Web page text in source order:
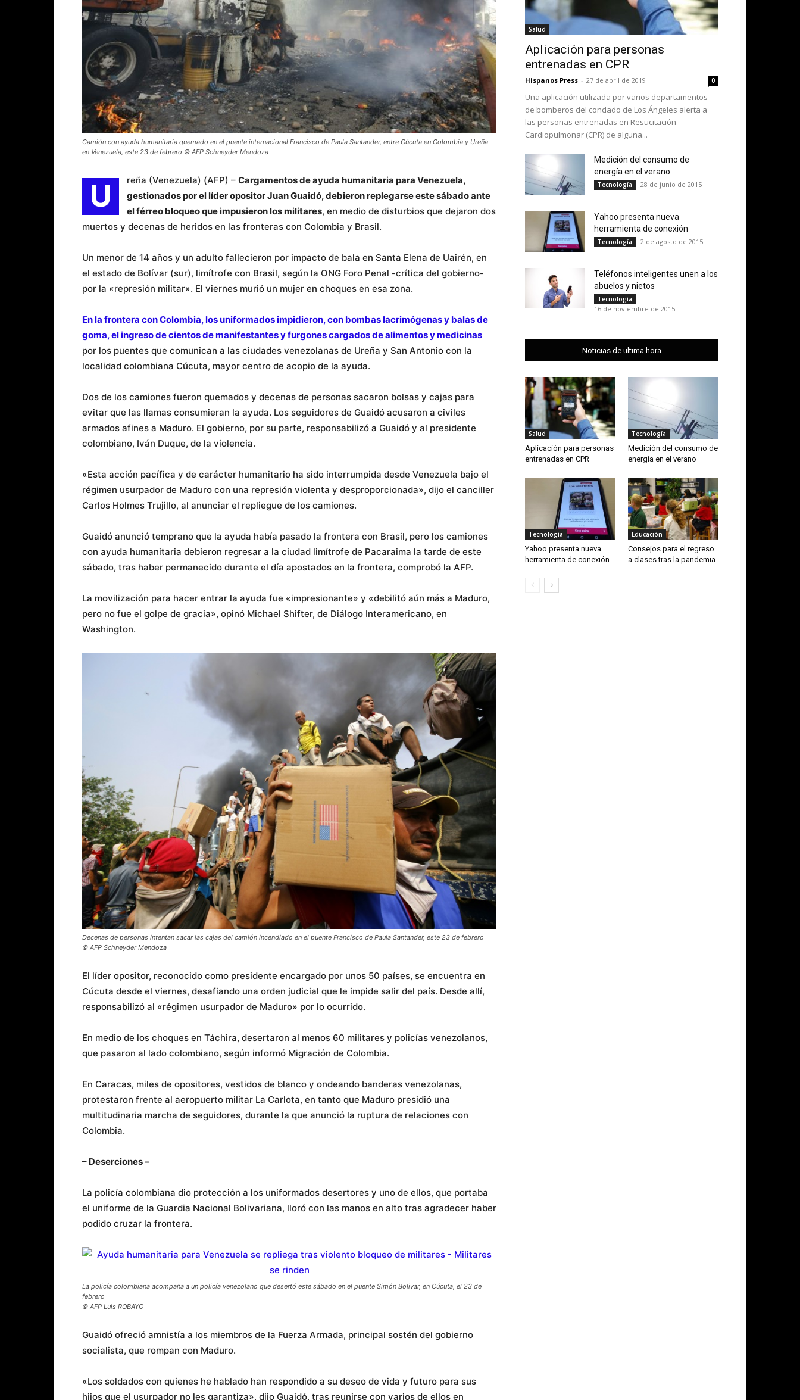
Camión con ayuda humanitaria quemado en el puente internacional Francisco de Paula Santander, entre Cúcuta en Colombia y Ureña
en Venezuela, este 23 de febrero © AFP Schneyder Mendoza
U reña (Venezuela) (AFP) – Cargamentos de ayuda humanitaria para Venezuela,
gestionados por el líder opositor Juan Guaidó, debieron replegarse este sábado ante
el férreo bloqueo que impusieron los militares, en medio de disturbios que dejaron dos
muertos y decenas de heridos en las fronteras con Colombia y Brasil.
Un menor de 14 años y un adulto fallecieron por impacto de bala en Santa Elena de Uairén, en
el estado de Bolívar (sur), limítrofe con Brasil, según la ONG Foro Penal -crítica del gobierno-
por la «represión militar». El viernes murió un mujer en choques en esa zona.
En la frontera con Colombia, los uniformados impidieron, con bombas lacrimógenas y balas de
goma, el ingreso de cientos de manifestantes y furgones cargados de alimentos y medicinas
por los puentes que comunican a las ciudades venezolanas de Ureña y San Antonio con la
localidad colombiana Cúcuta, mayor centro de acopio de la ayuda.
Dos de los camiones fueron quemados y decenas de personas sacaron bolsas y cajas para
evitar que las llamas consumieran la ayuda. Los seguidores de Guaidó acusaron a civiles
armados afines a Maduro. El gobierno, por su parte, responsabilizó a Guaidó y al presidente
colombiano, Iván Duque, de la violencia.
«Esta acción pacífica y de carácter humanitario ha sido interrumpida desde Venezuela bajo el
régimen usurpador de Maduro con una represión violenta y desproporcionada», dijo el canciller
Carlos Holmes Trujillo, al anunciar el repliegue de los camiones.
Guaidó anunció temprano que la ayuda había pasado la frontera con Brasil, pero los camiones
con ayuda humanitaria debieron regresar a la ciudad limítrofe de Pacaraima la tarde de este
sábado, tras haber permanecido durante el día apostados en la frontera, comprobó la AFP.
La movilización para hacer entrar la ayuda fue «impresionante» y «debilitó aún más a Maduro,
pero no fue el golpe de gracia», opinó Michael Shifter, de Diálogo Interamericano, en
Washington.
Decenas de personas intentan sacar las cajas del camión incendiado en el puente Francisco de Paula Santander, este 23 de febrero
© AFP Schneyder Mendoza
El líder opositor, reconocido como presidente encargado por unos 50 países, se encuentra en
Cúcuta desde el viernes, desafiando una orden judicial que le impide salir del país. Desde allí,
responsabilizó al «régimen usurpador de Maduro» por lo ocurrido.
En medio de los choques en Táchira, desertaron al menos 60 militares y policías venezolanos,
que pasaron al lado colombiano, según informó Migración de Colombia.
En Caracas, miles de opositores, vestidos de blanco y ondeando banderas venezolanas,
protestaron frente al aeropuerto militar La Carlota, en tanto que Maduro presidió una
multitudinaria marcha de seguidores, durante la que anunció la ruptura de relaciones con
Colombia.
– Deserciones –
La policía colombiana dio protección a los uniformados desertores y uno de ellos, que portaba
el uniforme de la Guardia Nacional Bolivariana, lloró con las manos en alto tras agradecer haber
podido cruzar la frontera.
La policía colombiana acompaña a un policía venezolano que desertó este sábado en el puente Simón Bolivar, en Cúcuta, el 23 de
febrero
© AFP Luis ROBAYO
Guaidó ofreció amnistía a los miembros de la Fuerza Armada, principal sostén del gobierno
socialista, que rompan con Maduro.
«Los soldados con quienes he hablado han respondido a su deseo de vida y futuro para sus
hijos que el usurpador no les garantiza», dijo Guaidó, tras reunirse con varios de ellos en
Salud
Aplicación para personas
entrenadas en CPR
Hispanos Press - 27 de abril de 2019 0
Una aplicación utilizada por varios departamentos
de bomberos del condado de Los Ángeles alerta a
las personas entrenadas en Resucitación
Cardiopulmonar (CPR) de alguna...
Medición del consumo de
energía en el verano
Tecnología 28 de junio de 2015
Yahoo presenta nueva
herramienta de conexión
Tecnología 2 de agosto de 2015
Teléfonos inteligentes unen a los
abuelos y nietos
Tecnología
16 de noviembre de 2015
Noticias de ultima hora
Salud
Aplicación para personas
entrenadas en CPR
Tecnología
Medición del consumo de
energía en el verano
Tecnología
Yahoo presenta nueva
herramienta de conexión
Educación
Consejos para el regreso
a clases tras la pandemia